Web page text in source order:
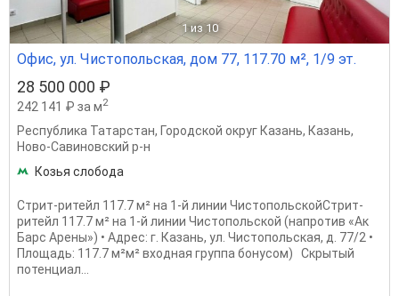
1 из 10
Офис, ул. Чистопольская, дом 77, 117.70 м², 1/9 эт.
28 500 000 ₽
242 141 ₽ за м2
Республика Татарстан, Городской округ Казань, Казань,
Ново-Савиновский р-н
Козья слобода
Стрит-ритейл 117.7 м² на 1-й линии ЧистопольскойСтрит-
ритейл 117.7 м² на 1-й линии Чистопольской (напротив «Ак
Барс Арены») • Адрес: г. Казань, ул. Чистопольская, д. 77/2 •
Площадь: 117.7 м²м² входная группа бонусом) Скрытый
потенциал...